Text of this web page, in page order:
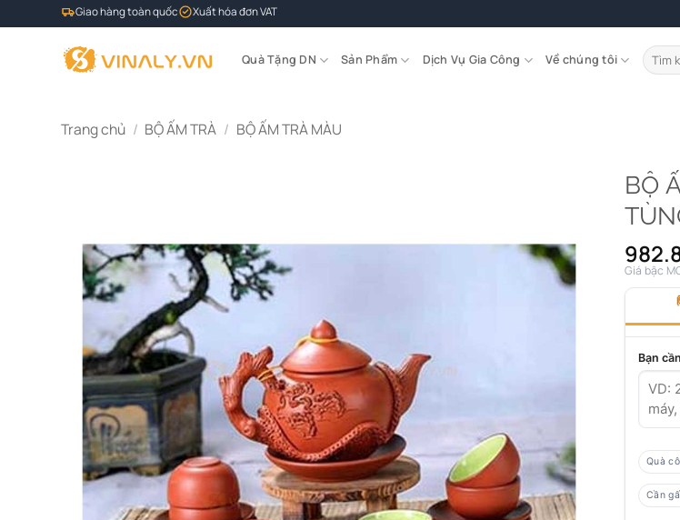
qua
Giao hàng toàn quốc Xuất hóa đơn VAT
Quà Tặng DN Sản Phẩm Dịch Vụ Gia Công Về chúng tôi
Tìm
kiếm:
Trang chủ / BỘ ẤM TRÀ / BỘ ẤM TRÀ MÀU
BỘ
Giá bậc
Bạn
Quà
Cần